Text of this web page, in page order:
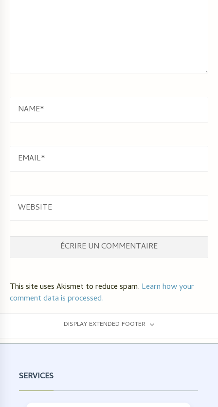
NAME
EMAIL
WEBSITE
This site uses Akismet to reduce spam. Learn how your
comment data is processed.
DISPLAY EXTENDED FOOTER
SERVICES